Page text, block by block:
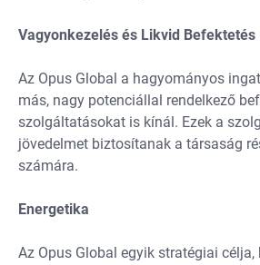
Vagyonkezelés és Likvid Befektetés
Az Opus Global a hagyományos
más, nagy potenciállal rendelkező
szolgáltatásokat is kínál. Ezek a
jövedelmet biztosítanak a társaság
számára.
Energetika
Az Opus Global egyik stratégiai